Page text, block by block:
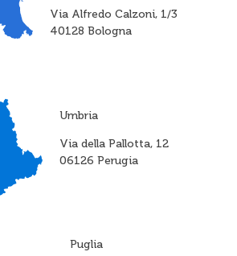
Via Alfredo Calzoni, 1/3
40128 Bologna
Umbria
Via della Pallotta, 12
06126 Perugia
Puglia